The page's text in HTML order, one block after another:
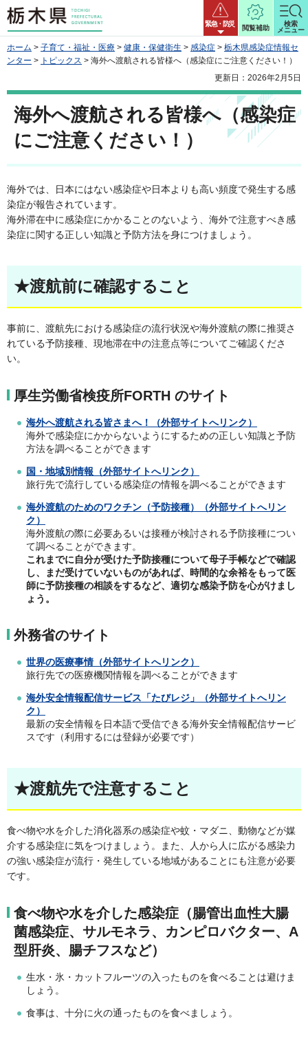
栃木県 緊急・防災
閲覧補助
検索
メニュー
ホーム > 子育て・福祉・医療 > 健康・保健衛生 > 感染症 > 栃木県感染症情報セ
ンター > トピックス > 海外へ渡航される皆様へ（感染症にご注意ください！）
更新日：2026年2月5日
海外へ渡航される皆様へ（感染症
にご注意ください！）
海外では、日本にはない感染症や日本よりも高い頻度で発生する感
染症が報告されています。
海外滞在中に感染症にかかることのないよう、海外で注意すべき感
染症に関する正しい知識と予防方法を身につけましょう。
★渡航前に確認すること
事前に、渡航先における感染症の流行状況や海外渡航の際に推奨さ
れている予防接種、現地滞在中の注意点等についてご確認くださ
い。
厚生労働省検疫所FORTH のサイト
海外へ渡航される皆さまへ！（外部サイトへリンク）
海外で感染症にかからないようにするための正しい知識と予防
方法を調べることができます
国・地域別情報（外部サイトへリンク）
旅行先で流行している感染症の情報を調べることができます
海外渡航のためのワクチン（予防接種）（外部サイトへリン
ク）
海外渡航の際に必要あるいは接種が検討される予防接種につい
て調べることができます。
これまでに自分が受けた予防接種について母子手帳などで確認
し、まだ受けていないものがあれば、時間的な余裕をもって医
師に予防接種の相談をするなど、適切な感染予防を心がけまし
ょう。
外務省のサイト
世界の医療事情（外部サイトへリンク）
旅行先での医療機関情報を調べることができます
海外安全情報配信サービス「たびレジ」（外部サイトへリン
ク）
最新の安全情報を日本語で受信できる海外安全情報配信サービ
スです（利用するには登録が必要です）
★渡航先で注意すること
食べ物や水を介した消化器系の感染症や蚊・マダニ、動物などが媒
介する感染症に気をつけましょう。また、人から人に広がる感染力
の強い感染症が流行・発生している地域があることにも注意が必要
です。
食べ物や水を介した感染症（腸管出血性大腸
菌感染症、サルモネラ、カンピロバクター、A
型肝炎、腸チフスなど）
生水・氷・カットフルーツの入ったものを食べることは避けま
しょう。
食事は、十分に火の通ったものを食べましょう。